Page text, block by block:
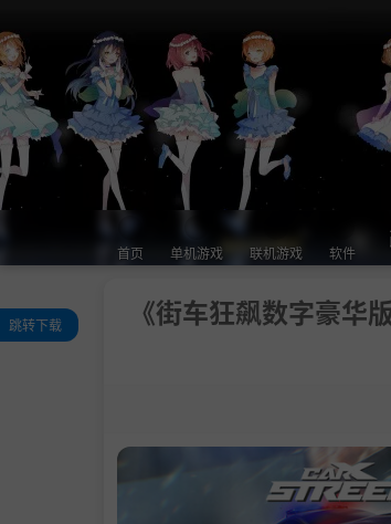
首页 单机游戏 联机游戏 软件
《街车狂飙数字豪
跳转下载